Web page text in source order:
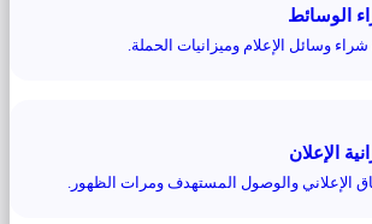
الوسائط
وسائل الإعلام وميزانيات الحملة.
الإعلان
الإعلاني والوصول المستهدف ومرات الظهور.